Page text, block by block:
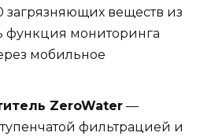
загрязняющих веществ из
функция мониторинга
мобильное
ZeroWater —
фильтрацией и